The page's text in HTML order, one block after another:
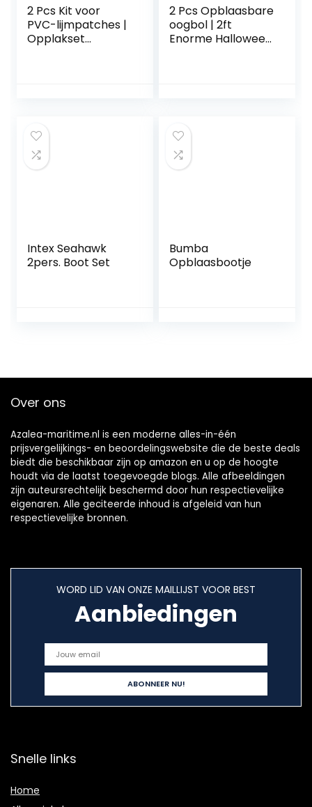
2 Pcs Kit voor
PVC-lijmpatches |
Opplakset
trampoline
Generic
2 Pcs Opblaasbare
oogbol | 2ft
Enorme Halloween
LED-verlichting
voor
vakantie/feest/tui
Intex Seahawk
2pers. Boot Set
Bumba
Opblaasbootje
Over ons
Azalea-maritime.nl is een moderne alles-in-één
prijsvergelijkings- en beoordelingswebsite die de beste deals
biedt die beschikbaar zijn op amazon en u op de hoogte
houdt via de laatst toegevoegde blogs. Alle afbeeldingen
zijn auteursrechtelijk beschermd door hun respectievelijke
eigenaren. Alle geciteerde inhoud is afgeleid van hun
respectievelijke bronnen.
WORD LID VAN ONZE MAILLIJST VOOR BEST
Aanbiedingen
Snelle links
Home